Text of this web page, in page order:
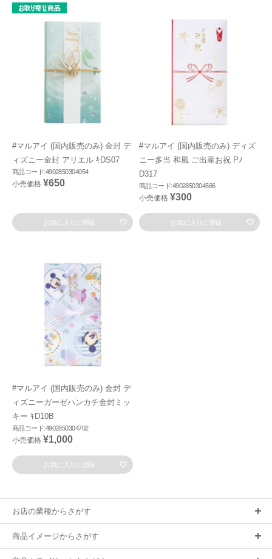
#マルアイ (国内販売のみ) 金封 デ
ィズニー金封 アリエル ｷDS07
商品コード:4902850304054
小売価格 ¥650
お気に入りに登録
#マルアイ (国内販売のみ) ディズ
ニー多当 和風 ご出産お祝 Pﾉ
D317
商品コード:4902850304566
小売価格 ¥300
お気に入りに登録
#マルアイ (国内販売のみ) 金封 デ
ィズニーガーゼハンカチ金封ミッ
キー ｷD10B
商品コード:4902850304702
小売価格 ¥1,000
お気に入りに登録
お店の業種からさがす
商品イメージからさがす